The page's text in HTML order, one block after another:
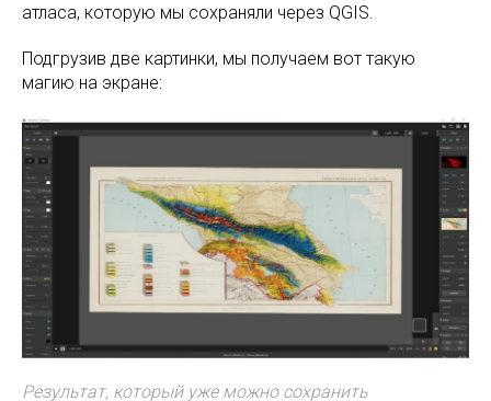
атласа, которую мы сохраняли через QGIS.
Подгрузив две картинки, мы получаем вот такую
магию на экране:
Результат, который уже можно сохранить